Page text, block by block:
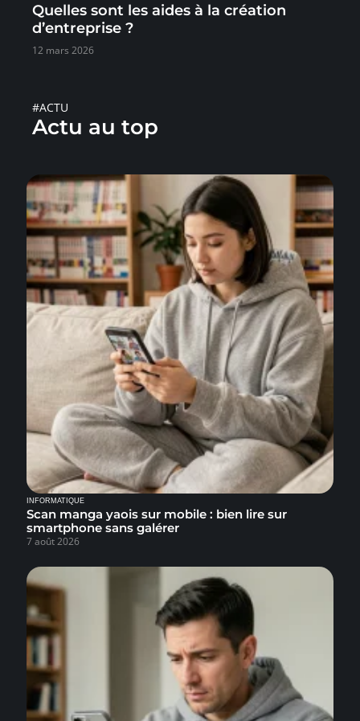
Quelles sont les aides à la création
d’entreprise ?
12 mars 2026
#ACTU
Actu au top
INFORMATIQUE
Scan manga yaois sur mobile : bien lire sur
smartphone sans galérer
7 août 2026